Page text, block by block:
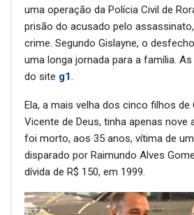
pai morto, participou, na últina
uma operação da Polícia Civil de
prisão do acusado pelo
crime. Segundo Gislayne, o
uma longa jornada para a família.
Ela, a mais velha dos cinco filhos de
Vicente de Deus, tinha apenas nove
foi morto, aos 35 anos, vítima de
disparado por Raimundo Alves